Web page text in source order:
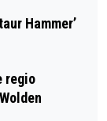
Hammer’
regio